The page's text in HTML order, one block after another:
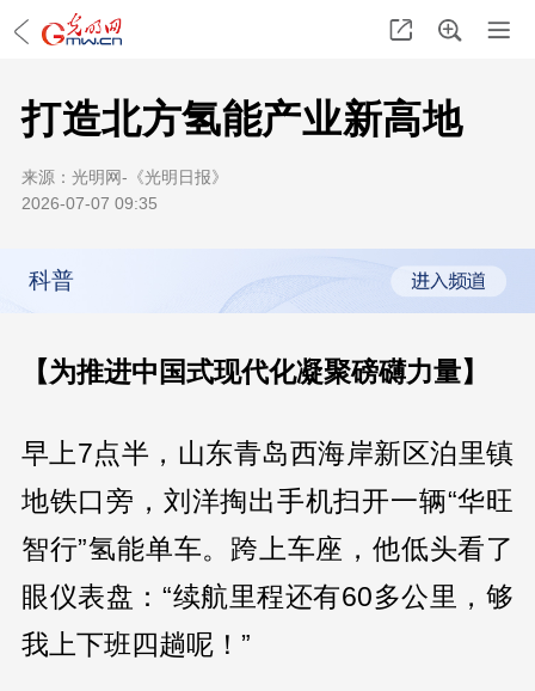
打造北方氢能产业新高地
来源： 光明网-《光明日报》
2026-07-07 09:35
科普
【为推进中国式现代化凝聚磅礴力量】
早上7点半，山东青岛西海岸新区泊里镇
地铁口旁，刘洋掏出手机扫开一辆“华旺
智行”氢能单车。跨上车座，他低头看了
眼仪表盘：“续航里程还有60多公里，够
我上下班四趟呢！”